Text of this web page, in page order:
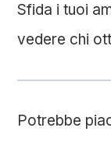
Sfida i tuoi
vedere chi
Potrebbe